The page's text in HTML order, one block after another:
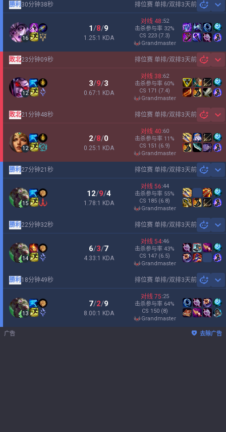
排位赛 单排/双排3天前
勝利 30分钟38秒
16
1/8/9
1.25:1 KDA
对线 48:52
击杀参与率 32%
CS 223 (7.3)
grandmaster
排位赛 单排/双排3天前
敗北23分钟09秒
12
3/9/3
0.67:1 KDA
对线 38:62
击杀参与率 60%
CS 171 (7.4)
grandmaster
排位赛 单排/双排3天前
敗北21分钟48秒
12
2/8/0
0.25:1 KDA
对线 40:60
击杀参与率 11 %
CS 151 (6.9)
grandmaster
排位赛 单排/双排3天前
勝利 27分钟21秒
15
12/9/4
1.78:1 KDA
对线 56:44
击杀参与率 55%
CS 185 (6.8)
grandmaster
排位赛 单排/双排3天前
勝利 22分钟32秒
14
6/3/7
4.33:1 KDA
对线 54:46
击杀参与率 43%
CS 147 (6.5)
grandmaster
排位赛 单排/双排3天前
勝利 18分钟49秒
13
7/2/9
8.00:1 KDA
对线 75:25
击杀参与率 64%
CS 150 (8)
grandmaster
广告 去除广告